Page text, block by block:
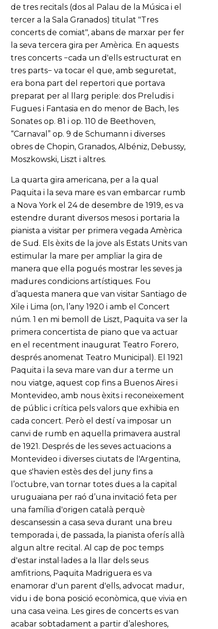
de tres recitals (dos al Palau de la Música i el
tercer a la Sala Granados) titulat "Tres
concerts de comiat", abans de marxar per fer
la seva tercera gira per Amèrica. En aquests
tres concerts −cada un d'ells estructurat en
tres parts− va tocar el que, amb seguretat,
era bona part del repertori que portava
preparat per al llarg periple: dos Preludis i
Fugues i Fantasia en do menor de Bach, les
Sonates op. 81 i op. 110 de Beethoven,
“Carnaval” op. 9 de Schumann i diverses
obres de Chopin, Granados, Albéniz, Debussy,
Moszkowski, Liszt i altres.
La quarta gira americana, per a la qual
Paquita i la seva mare es van embarcar rumb
a Nova York el 24 de desembre de 1919, es va
estendre durant diversos mesos i portaria la
pianista a visitar per primera vegada Amèrica
de Sud. Els èxits de la jove als Estats Units van
estimular la mare per ampliar la gira de
manera que ella pogués mostrar les seves ja
madures condicions artístiques. Fou
d’aquesta manera que van visitar Santiago de
Xile i Lima (on, l’any 1920 i amb el Concert
núm. 1 en mi bemoll de Liszt, Paquita va ser la
primera concertista de piano que va actuar
en el recentment inaugurat Teatro Forero,
després anomenat Teatro Municipal). El 1921
Paquita i la seva mare van dur a terme un
nou viatge, aquest cop fins a Buenos Aires i
Montevideo, amb nous èxits i reconeixement
de públic i crítica pels valors que exhibia en
cada concert. Però el destí va imposar un
canvi de rumb en aquella primavera austral
de 1921. Després de les seves actuacions a
Montevideo i diverses ciutats de l'Argentina,
que s'havien estès des del juny fins a
l’octubre, van tornar totes dues a la capital
uruguaiana per raó d’una invitació feta per
una família d'origen català perquè
descansessin a casa seva durant una breu
temporada i, de passada, la pianista oferís allà
algun altre recital. Al cap de poc temps
d'estar instal·lades a la llar dels seus
amfitrions, Paquita Madriguera es va
enamorar d'un parent d'ells, advocat madur,
vidu i de bona posició econòmica, que vivia en
una casa veïna. Les gires de concerts es van
acabar sobtadament a partir d’aleshores,